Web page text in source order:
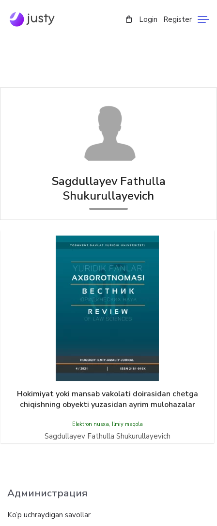
Login Register
Sagdullayev Fathulla
Shukurullayevich
Hokimiyat yoki mansab vakolati doirasidan chetga
chiqishning obyekti yuzasidan ayrim mulohazalar
Elektron nusxa, Ilmiy maqola
Sagdullayev Fathulla Shukurullayevich
Администрация
Ko’p uchraydigan savollar